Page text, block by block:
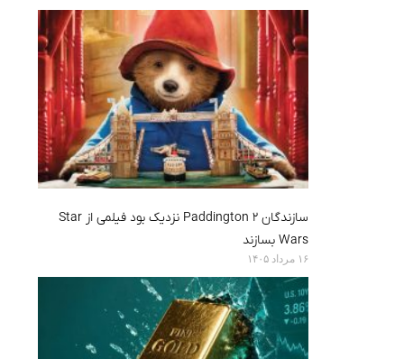
سازندگان Paddington 2 نزدیک بود فیلمی از Star
Wars بسازند
۱۶ مرداد ۱۴۰۵